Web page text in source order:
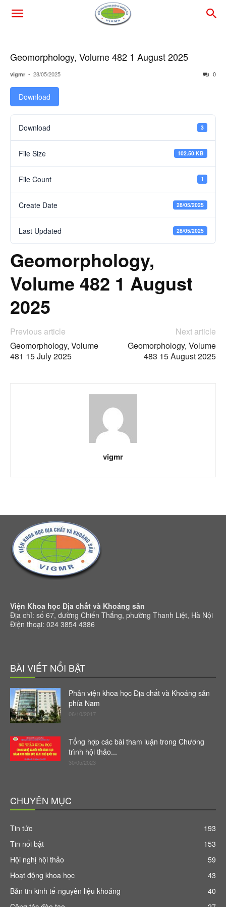
Geomorphology, Volume 482 1 August 2025
vigmr - 28/05/2025 0
Download
Download 3
File Size 102.50 KB
File Count 1
Create Date 28/05/2025
Last Updated 28/05/2025
Geomorphology,
Volume 482 1 August
2025
Previous article
Geomorphology, Volume
481 15 July 2025
Next article
Geomorphology, Volume
483 15 August 2025
vigmr
Viện Khoa học Địa chất và Khoáng sản
Địa chỉ: số 67, đường Chiến Thắng, phường Thanh Liệt, Hà Nội
Điện thoại: 024 3854 4386
BÀI VIẾT NỔI BẬT
Phân viện khoa học Địa chất và Khoáng sản
phía Nam
06/10/2017
Tổng hợp các bài tham luận trong Chương
trình hội thảo...
30/05/2023
CHUYÊN MỤC
Tin tức
193
Tin nổi bật
153
Hội nghị hội thảo
59
Hoạt động khoa học
43
Bản tin kinh tế-nguyên liệu khoáng
40